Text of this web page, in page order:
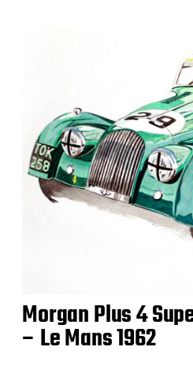
Morgan Plus 4
– Le Mans 1962